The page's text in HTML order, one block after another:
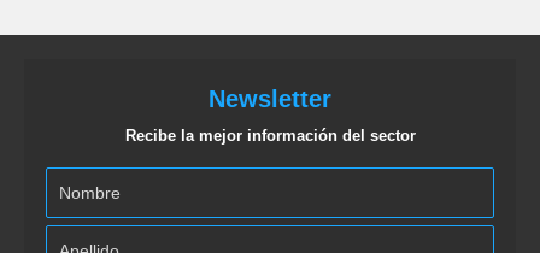
Newsletter
Recibe la mejor información del sector